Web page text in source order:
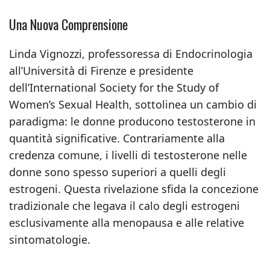
Una Nuova Comprensione
Linda Vignozzi, professoressa di Endocrinologia
all’Università di Firenze e presidente
dell’International Society for the Study of
Women’s Sexual Health, sottolinea un cambio di
paradigma: le donne producono testosterone in
quantità significative. Contrariamente alla
credenza comune, i livelli di testosterone nelle
donne sono spesso superiori a quelli degli
estrogeni. Questa rivelazione sfida la concezione
tradizionale che legava il calo degli estrogeni
esclusivamente alla menopausa e alle relative
sintomatologie.